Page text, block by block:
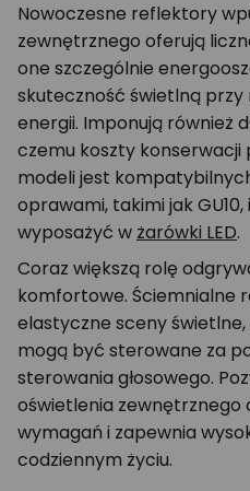
Nowoczesne reflektory
zewnętrznego oferują
one szczególnie
skuteczność świetlną przy
energii. Imponują również
czemu koszty konserwacji
modeli jest
oprawami, takimi jak GU10,
wyposażyć w żarówki LED.
Coraz większą rolę
komfortowe. Ściemnialne
elastyczne sceny
mogą być sterowane za
sterowania głosowego.
oświetlenia zewnętrznego
wymagań i zapewnia
codziennym życiu.